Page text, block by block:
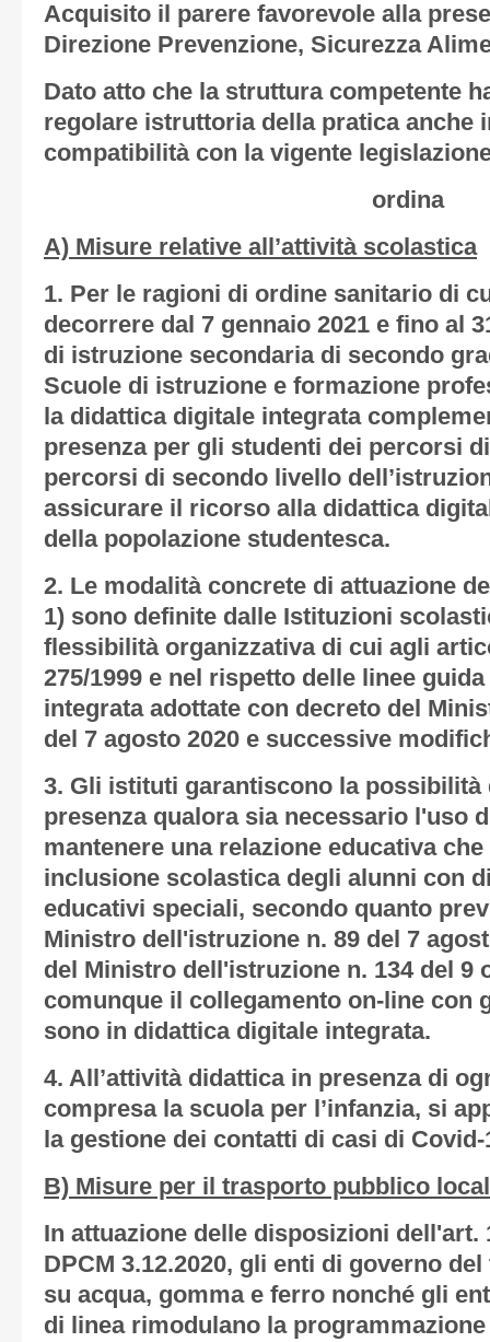
Acquisito il parere favorevole alla
Direzione Prevenzione, Sicurezza
Dato atto che la struttura competente
regolare istruttoria della pratica anche
compatibilità con la vigente
ordina
A) Misure relative all’attività scolastica
1. Per le ragioni di ordine sanitario di
decorrere dal 7 gennaio 2021 e fino al
di istruzione secondaria di secondo
Scuole di istruzione e formazione
la didattica digitale integrata
presenza per gli studenti dei percorsi
percorsi di secondo livello
assicurare il ricorso alla didattica
della popolazione studentesca.
2. Le modalità concrete di attuazione
1) sono definite dalle Istituzioni
flessibilità organizzativa di cui agli
275/1999 e nel rispetto delle linee
integrata adottate con decreto del
del 7 agosto 2020 e successive
3. Gli istituti garantiscono la
presenza qualora sia necessario l'uso
mantenere una relazione educativa
inclusione scolastica degli alunni con
educativi speciali, secondo quanto
Ministro dell'istruzione n. 89 del 7
del Ministro dell'istruzione n. 134 del 9
comunque il collegamento on-line con
sono in didattica digitale integrata.
4. All’attività didattica in presenza di
compresa la scuola per l’infanzia, si
la gestione dei contatti di casi di
B) Misure per il trasporto pubblico
In attuazione delle disposizioni dell'art.
DPCM 3.12.2020, gli enti di governo
su acqua, gomma e ferro nonché gli
di linea rimodulano la